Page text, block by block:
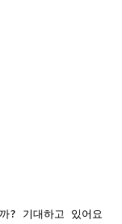
? 기대하고 있어요